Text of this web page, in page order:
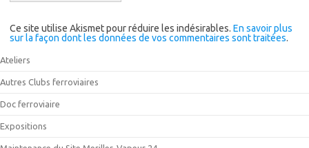
Ce site utilise Akismet pour réduire les indésirables. En savoir plus
sur la façon dont les données de vos commentaires sont traitées.
Ateliers
Autres Clubs ferroviaires
Doc ferroviaire
Expositions